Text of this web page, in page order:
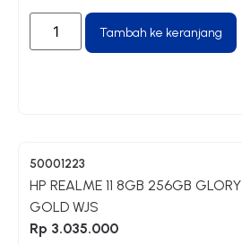
Tambah ke keranjang
50001223
HP REALME 11 8GB 256GB GLORY
GOLD WJS
Rp 3.035.000